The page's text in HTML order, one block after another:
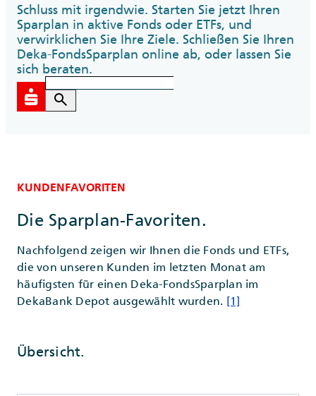
Schluss mit irgendwie. Starten Sie jetzt Ihren
Sparplan in aktive Fonds oder ETFs, und
verwirklichen Sie Ihre Ziele. Schließen Sie Ihren
Deka-FondsSparplan online ab, oder lassen Sie
sich beraten.
search
KUNDENFAVORITEN
Die Sparplan-Favoriten.
Nachfolgend zeigen wir Ihnen die Fonds und ETFs,
die von unseren Kunden im letzten Monat am
häufigsten für einen Deka-FondsSparplan im
DekaBank Depot ausgewählt wurden. [1]
Übersicht.